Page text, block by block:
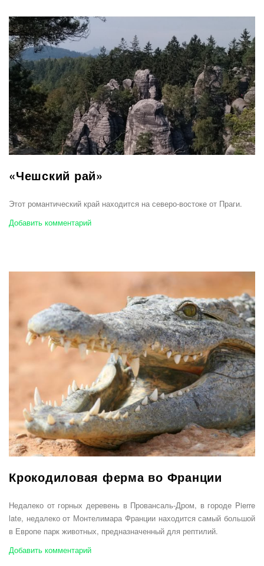
«Чешский рай»
Этот романтический край находится на северо-востоке от Праги.
Добавить комментарий
Крокодиловая ферма во Франции
Недалеко от горных деревень в Провансаль-Дром, в городе Pierre
late, недалеко от Монтелимара Франции находится самый большой
в Европе парк животных, предназначенный для рептилий.
Добавить комментарий